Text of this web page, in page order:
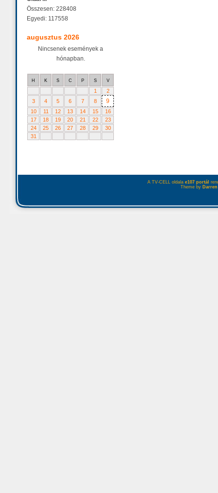
Összesen: 228408
Egyedi: 117558
augusztus 2026
Nincsenek események a
hónapban.
H K S C P S V
1
2
3
4 5 6 7 8 9
10 11 12 13 14 15
16
17
18 19 20 21 22
23
24
25 26 27 28 29
30
31
A TV-CELL oldala e107 portál
Theme by